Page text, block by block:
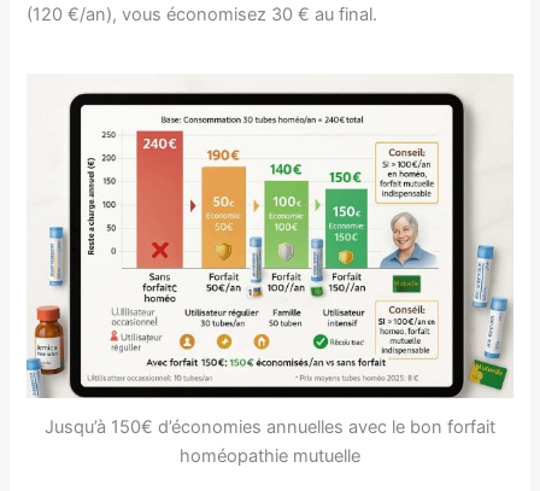
(120 €/an), vous économisez 30 € au final.
Jusqu’à 150€ d’économies annuelles avec le bon forfait
homéopathie mutuelle